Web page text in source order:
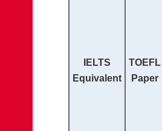
IELTS
Equivalent
TOEFL
Paper